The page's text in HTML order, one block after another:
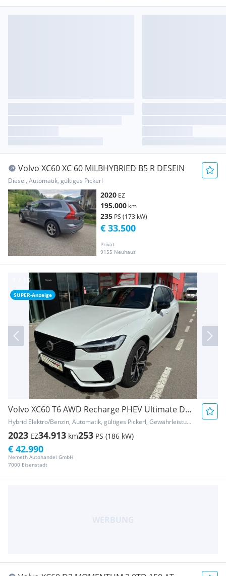
Volvo XC60 XC 60 MILBHYBRIED B5 R DESEIN
Diesel, Automatik, gültiges Pickerl
2020 EZ
195.000 km
235 PS (173 kW)
Privat
9155 Neuhaus
€ 33.500
SUPER-Anzeige
Volvo XC60 T6 AWD Recharge PHEV Ultimate Dark Geartronic
Hybrid Elektro/Benzin, Automatik, gültiges Pickerl, Gewährleistung
2023 EZ34.913 km253 PS (186 kW)
Nemeth Autohandel GmbH
7000 Eisenstadt
€ 42.990